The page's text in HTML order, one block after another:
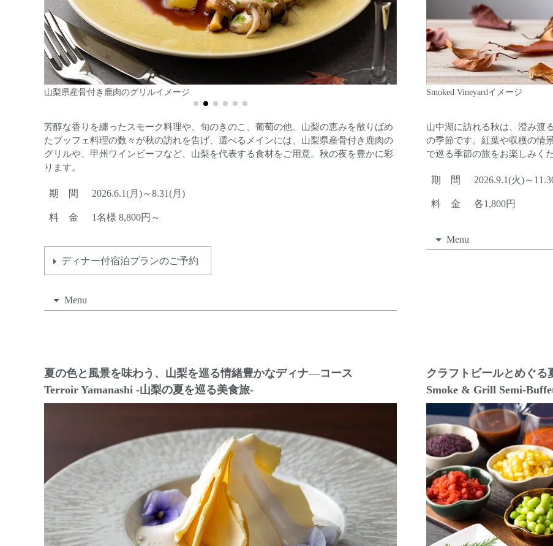
甲州ワインビーフサーロインのグリルとシータイガーのベニエイメージ 本日のおすすめ鮮魚のグリルイメージ
芳醇な香りを纏ったスモーク料理や、旬のきのこ、葡萄の他、山梨の恵みを散りばめ
たブッフェ料理の数々が秋の訪れを告げ、選べるメインには、山梨県産骨付き鹿肉の
グリルや、甲州ワインビーフなど、山梨を代表する食材をご用意。秋の夜を豊かに彩
ります。
期 間 2026.6.1(月)～8.31(月)
料 金 1名様 8,800円～
ディナー付宿泊プランのご予約
Menu
Smoked Vineyardイメージ 紅葉灯イメージ
山中湖に訪れる秋は、澄み渡
の季節です。紅葉や収穫の情
で巡る季節の旅をお楽しみくだ
期 間 2026.9.1(火)～
料 金 各1,800円
Menu
夏の色と風景を味わう、山梨を巡る情緒豊かなディナ―コース
Terroir Yamanashi -山梨の夏を巡る美食旅-
クラフトビールとめぐる
Smoke & Grill Semi-